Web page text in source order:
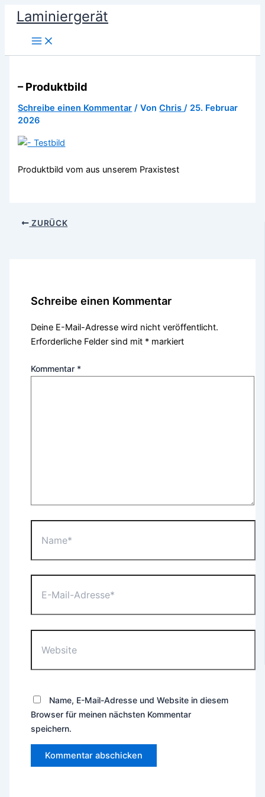
Zum
Inhalt
springen
Laminiergerät
– Produktbild
Schreibe einen Kommentar / VonChris/ 25. Februar
2026
Produktbild vom aus unserem Praxistest
ZURÜCK
Schreibe einen Kommentar
Deine E-Mail-Adresse wird nicht veröffentlicht.
Erforderliche Felder sind mit * markiert
Kommentar *
Mail-
Name, E-Mail-Adresse und Website in diesem
Browser für meinen nächsten Kommentar
speichern.